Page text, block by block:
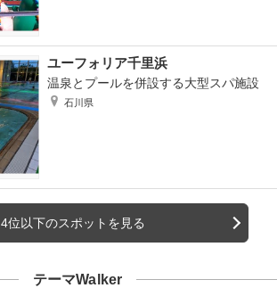
ユーフォリア千里浜
温泉とプールを併設する大型スパ施設
石川県
4位以下のスポットを見る
テーマWalker